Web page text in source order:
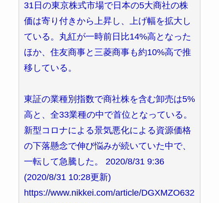
31日の東京株式市場で日本の5大商社の株
価は寄り付きから上昇し、上げ幅を拡大し
ている。丸紅が一時前日比14%高となった
ほか、住友商事と三菱商事も約10%高で推
移している。
東証の業種別指数で商社株を含む卸売は5%
高と、全33業種の中で首位となっている。
新型コロナによる景気悪化による資源価格
の下落懸念で伸び悩みが続いていた中で、
一転して急騰した。 2020/8/31 9:36
(2020/8/31 10:28更新)
https://www.nikkei.com/article/DGXMZO632